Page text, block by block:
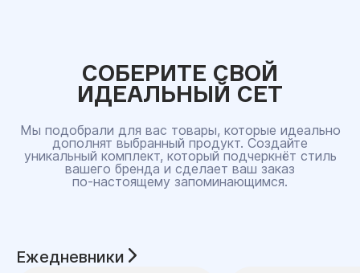
СОБЕРИТЕ СВОЙ
ИДЕАЛЬНЫЙ СЕТ
Мы подобрали для вас товары, которые идеально
дополнят выбранный продукт. Создайте
уникальный комплект, который подчеркнёт стиль
вашего бренда и сделает ваш заказ
по‑настоящему запоминающимся.
Ежедневники